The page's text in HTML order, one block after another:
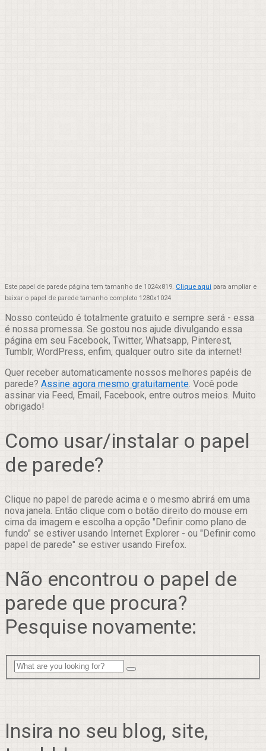
Este papel de parede página tem tamanho de 1024x819. Clique aqui para ampliar e
baixar o papel de parede tamanho completo 1280x1024
Nosso conteúdo é totalmente gratuito e sempre será - essa
é nossa promessa. Se gostou nos ajude divulgando essa
página em seu Facebook, Twitter, Whatsapp, Pinterest,
Tumblr, WordPress, enfim, qualquer outro site da internet!
Quer receber automaticamente nossos melhores papéis de
parede? Assine agora mesmo gratuitamente. Você pode
assinar via Feed, Email, Facebook, entre outros meios. Muito
obrigado!
Como usar/instalar o papel
de parede?
Clique no papel de parede acima e o mesmo abrirá em uma
nova janela. Então clique com o botão direito do mouse em
cima da imagem e escolha a opção "Definir como plano de
fundo" se estiver usando Internet Explorer - ou "Definir como
papel de parede" se estiver usando Firefox.
Não encontrou o papel de
parede que procura?
Pesquise novamente:
Insira no seu blog, site,